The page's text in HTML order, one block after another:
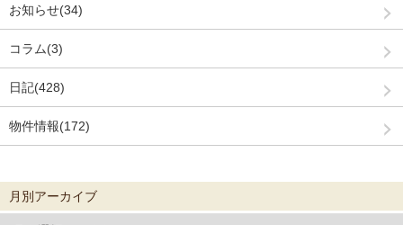
お知らせ(34)
コラム(3)
日記(428)
物件情報(172)
月別アーカイブ